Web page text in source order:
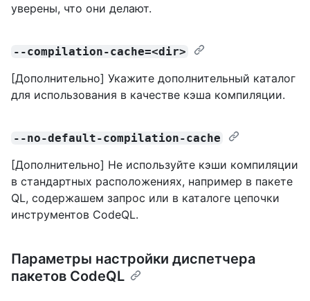
уверены, что они делают.
--compilation-cache=<dir>
[Дополнительно] Укажите дополнительный каталог
для использования в качестве кэша компиляции.
--no-default-compilation-cache
[Дополнительно] Не используйте кэши компиляции
в стандартных расположениях, например в пакете
QL, содержашем запрос или в каталоге цепочки
инструментов CodeQL.
Параметры настройки диспетчера
пакетов CodeQL